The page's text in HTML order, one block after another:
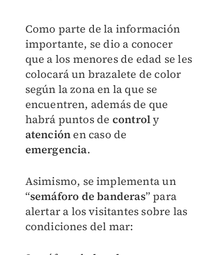
Como parte de la información
importante, se dio a conocer
que a los menores de edad se les
colocará un brazalete de color
según la zona en la que se
encuentren, además de que
habrá puntos de controly
atención en caso de
emergencia.
Asimismo, se implementa un
“semáforo de banderas” para
alertar a los visitantes sobre las
condiciones del mar: